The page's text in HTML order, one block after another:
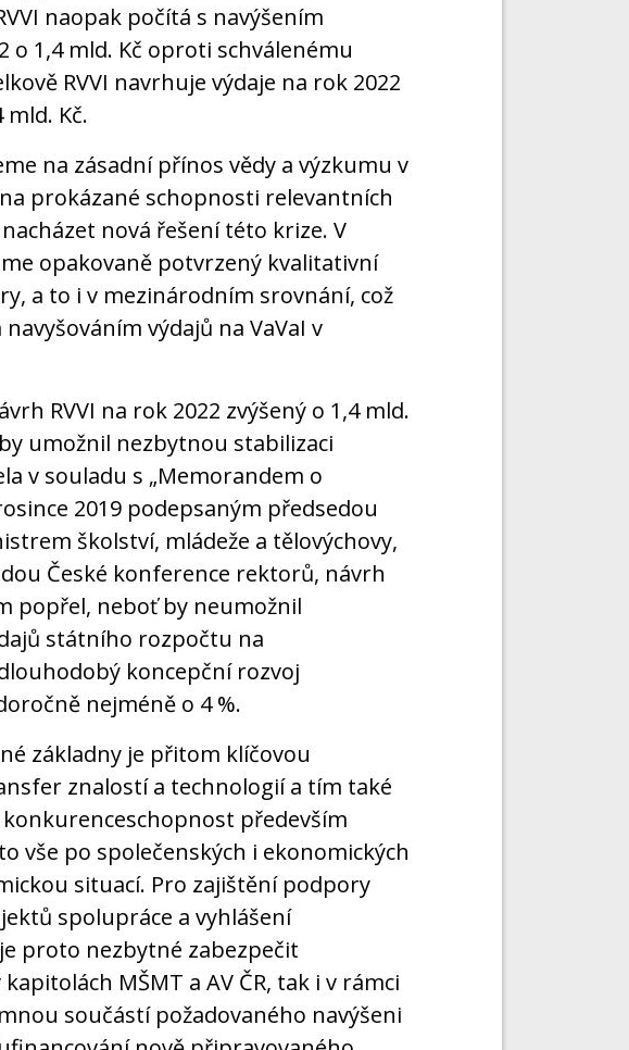
naopak počítá s navýšením
o 1,4 mld. Kč oproti schválenému
RVVI navrhuje výdaje na rok 2022
mld. Kč.
na zásadní přínos vědy a výzkumu v
prokázané schopnosti relevantních
nová řešení této krize. V
opakovaně potvrzený kvalitativní
a to i v mezinárodním srovnání, což
výdajů na VaVaI v
RVVI na rok 2022 zvýšený o 1,4 mld.
umožnil nezbytnou stabilizaci
v souladu s „Memorandem o
2019 podepsaným předsedou
školství, mládeže a tělovýchovy,
České konference rektorů, návrh
popřel, neboť by neumožnil
státního rozpočtu na
koncepční rozvoj
nejméně o 4 %.
základny je přitom klíčovou
znalostí a technologií a tím také
především
vše po společenských i ekonomických
situací. Pro zajištění podpory
spolupráce a vyhlášení
proto nezbytné zabezpečit
MŠMT a AV ČR, tak i v rámci
součástí požadovaného navýšeni